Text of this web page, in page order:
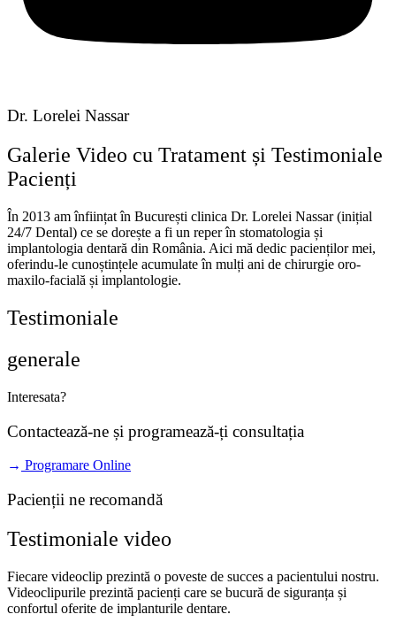
Dr. Lorelei Nassar
Galerie Video cu Tratament și Testimoniale
Pacienți
În 2013 am înființat în București clinica Dr. Lorelei Nassar (inițial
24/7 Dental) ce se dorește a fi un reper în stomatologia și
implantologia dentară din România. Aici mă dedic pacienților mei,
oferindu-le cunoștințele acumulate în mulți ani de chirurgie oro-
maxilo-facială și implantologie.
Testimoniale
generale
Interesata?
Contactează-ne și programează-ți consultația
Programare Online
Pacienții ne recomandă
Testimoniale video
Fiecare videoclip prezintă o poveste de succes a pacientului nostru.
Videoclipurile prezintă pacienți care se bucură de siguranța și
confortul oferite de implanturile dentare.